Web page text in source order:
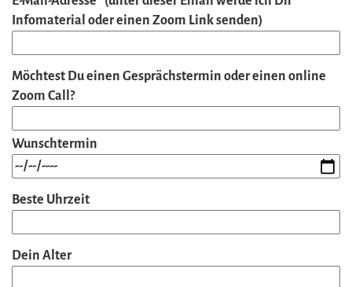
Infomaterial oder einen Zoom Link senden)
Möchtest Du einen Gesprächstermin oder einen online
Zoom Call?
Wunschtermin
Beste Uhrzeit
Dein Alter